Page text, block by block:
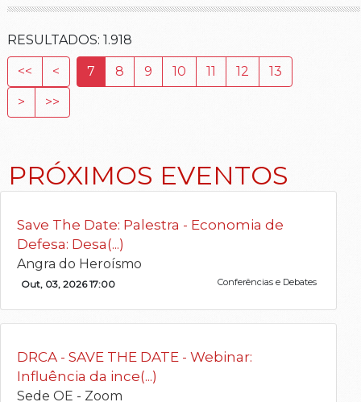
RESULTADOS: 1.918
<< < 7 8 9 10 11 12
13
>
>>
PRÓXIMOS EVENTOS
Save The Date: Palestra - Economia de
Defesa: Desa(...)
Angra do Heroísmo
Out, 03, 2026 17:00 Conferências e Debates
DRCA - SAVE THE DATE - Webinar:
Influência da ince(...)
Sede OE - Zoom